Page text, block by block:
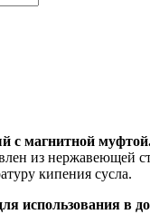
с магнитной
из нержавеющей
кипения сусла.
использования в